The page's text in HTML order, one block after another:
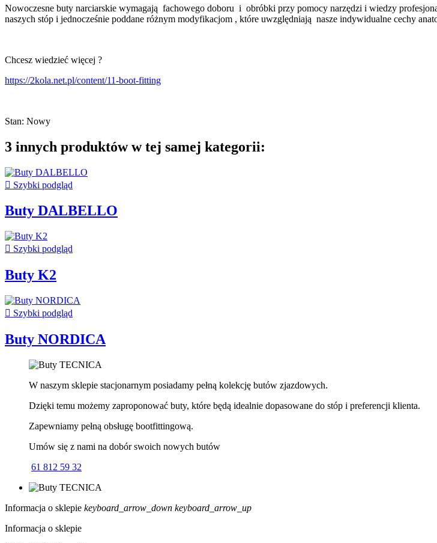
Nowoczesne buty narciarskie wymagają fachowego doboru i obróbki przy pomocy narzędzi i wiedzy
naszych stóp i jednocześnie poddane różnym modyfikacjom , które uwzględniają nasze indywidualne cechy
Chcesz wiedzieć więcej ?
https://2kola.net.pl/content/11-boot-fitting
Stan: Nowy
3 innych produktów w tej samej kategorii:
 Szybki podgląd
Buty DALBELLO
 Szybki podgląd
Buty K2
 Szybki podgląd
Buty NORDICA
W naszym sklepie stacjonarnym posiadamy pełną kolekcję butów zjazdowych.
Dzięki temu możemy zaproponować buty, które będą idealnie dopasowane do stóp i preferencji klienta.
Zapewniamy pełną obsługę bootfittingową.
Umów się z nami na dobór swoich nowych butów
61 812 59 32
Informacja o sklepie keyboard_arrow_down keyboard_arrow_up
Informacja o sklepie